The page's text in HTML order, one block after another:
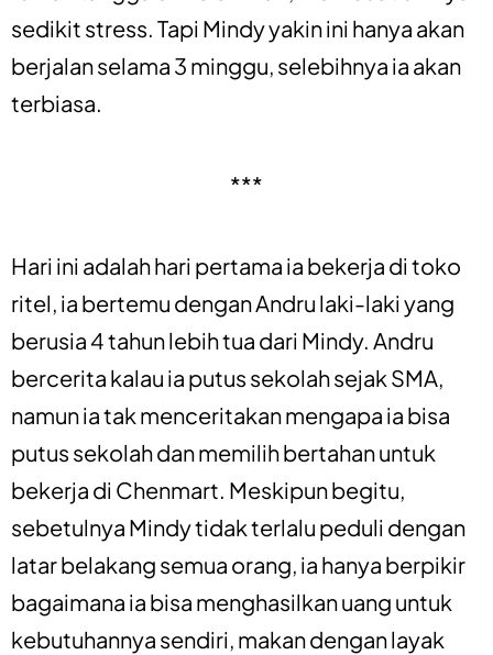
sedikit stress. Tapi Mindy yakin ini hanya akan
berjalan selama 3 minggu, selebihnya ia akan
terbiasa.
***
Hari ini adalah hari pertama ia bekerja di toko
ritel, ia bertemu dengan Andru laki-laki yang
berusia 4 tahun lebih tua dari Mindy. Andru
bercerita kalau ia putus sekolah sejak SMA,
namun ia tak menceritakan mengapa ia bisa
putus sekolah dan memilih bertahan untuk
bekerja di Chenmart. Meskipun begitu,
sebetulnya Mindy tidak terlalu peduli dengan
latar belakang semua orang, ia hanya berpikir
bagaimana ia bisa menghasilkan uang untuk
kebutuhannya sendiri, makan dengan layak